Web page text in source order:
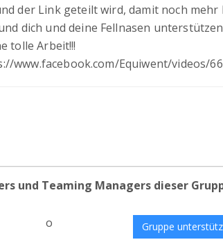
der Link geteilt wird, damit noch mehr
dich und deine Fellnasen
tolle Arbeit!!!
www.facebook.com/Equiwent/videos/
und Teaming Managers dieser
o Gruppe